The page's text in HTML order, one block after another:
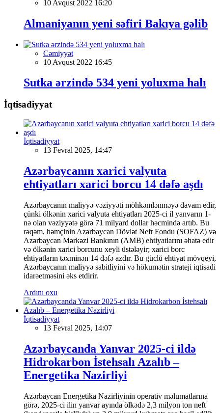
10 Avqust 2022 16:20
Almaniyanın yeni səfiri Bakıya gəlib
Cəmiyyət
10 Avqust 2022 16:45
Sutka ərzində 534 yeni yoluxma halı
İqtisadiyyat
İqtisadiyyat
13 Fevral 2025, 14:47
Azərbaycanın xarici valyuta
ehtiyatları xarici borcu 14 dəfə aşdı
Azərbaycanın maliyyə vəziyyəti möhkəmlənməyə davam edir,
çünki ölkənin xarici valyuta ehtiyatları 2025-ci il yanvarın 1-
nə olan vəziyyətə görə 71 milyard dollar həcmində artıb. Bu
rəqəm, həmçinin Azərbaycan Dövlət Neft Fondu (SOFAZ) və
Azərbaycan Mərkəzi Bankının (AMB) ehtiyatlarını əhatə edir
və ölkənin xarici borcunu xeyli üstələyir; xarici borc
ehtiyatların təxminən 14 dəfə azdır. Bu güclü ehtiyat mövqeyi,
Azərbaycanın maliyyə sabitliyini və hökumətin strateji iqtisadi
idarəetməsini əks etdirir.
Ardını oxu
İqtisadiyyat
13 Fevral 2025, 14:07
Azərbaycanda Yanvar 2025-ci ildə
Hidrokarbon İstehsalı Azalıb –
Energetika Nazirliyi
Azərbaycan Energetika Nazirliyinin operativ məlumatlarına
görə, 2025-ci ilin yanvar ayında ölkədə 2,3 milyon ton neft